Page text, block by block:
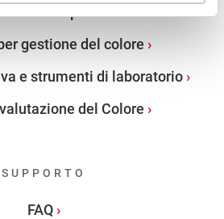
gestione del colore
e strumenti di laboratorio
del Colore
SUPPORTO
FAQ